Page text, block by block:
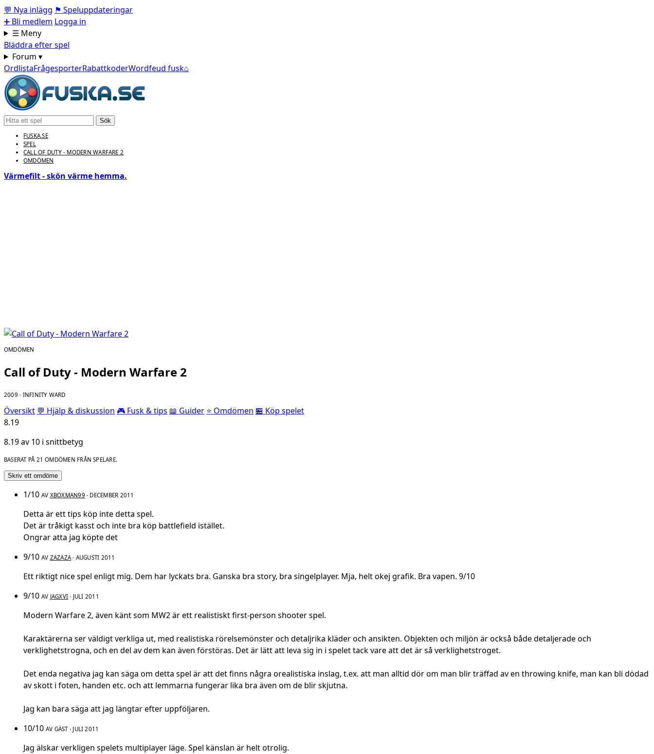
💬 Nya inlägg ⚑ Speluppdateringar
➕ Bli medlem Logga in
☰ Meny
Bläddra efter spel
Forum ▾
OrdlistaFrågesporterRabattkoderWordfeud fusk⌂
Sök
FUSKA.SE
SPEL
CALL OF DUTY - MODERN WARFARE 2
OMDÖMEN
Värmefilt - skön värme hemma.
OMDÖMEN
Call of Duty - Modern Warfare 2
2009 · INFINITY WARD
Översikt 💬 Hjälp & diskussion 🎮 Fusk & tips 📖 Guider ⭐ Omdömen 🏪 Köp spelet
8.19
8.19 av 10 i snittbetyg
BASERAT PÅ 21 OMDÖMEN FRÅN SPELARE.
Skriv ett omdöme
1/10 AV XBOXMAN99 · DECEMBER 2011
Detta är ett tips köp inte detta spel.
Det är tråkigt kasst och inte bra köp battlefield istället.
Ongrar atta jag köpte det
9/10 AV ZAZAZA· AUGUSTI 2011
Ett riktigt nice spel enligt mig. Dem har lyckats bra. Ganska bra story, bra singelplayer. Mja, helt okej grafik. Bra vapen. 9/10
9/10 AV JAGXVI · JULI 2011
Modern Warfare 2, även känt som MW2 är ett realistiskt first-person shooter spel.
Karaktärerna ser väldigt verkliga ut, med realistiska rörelsemönster och detaljrika kläder och ansikten. Objekten och miljön är också både detaljerade och
verklighetstrogna, och en del av dem kan även förstöras. Det är lätt att leva sig in i spelet tack vare att det är så verklighetstroget.
Det enda negativa jag kan säga om detta spel är att det finns några orealistiska inslag, t.ex. att man alltid dör om man blir träffad av en throwing knife, man kan bli dödad
av skott i foten, handen etc. och att lemmarna fungerar lika bra även om de blir skjutna.
Jag kan bara säga att jag längtar efter uppföljaren.
10/10 AV GÄST · JULI 2011
Jag älskar verkligen spelets multiplayer läge. Spel känslan är helt otrolig.